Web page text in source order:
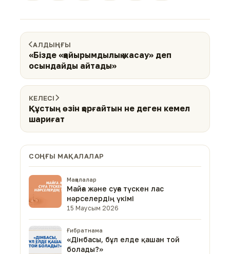
АЛДЫҢҒЫ
«Бізде «қайырымдылық жасау» деп
осындайды айтады»
КЕЛЕСІ
Құстың өзін қорғайтын не деген кемел
шариғат
СОҢҒЫ МАҚАЛАЛАР
Мақалалар
Майға және суға түскен лас
нәрселердің үкімі
15 Маусым 2026
Ғибратнама
«Дінбасы, бұл елде қашан той
болады?»